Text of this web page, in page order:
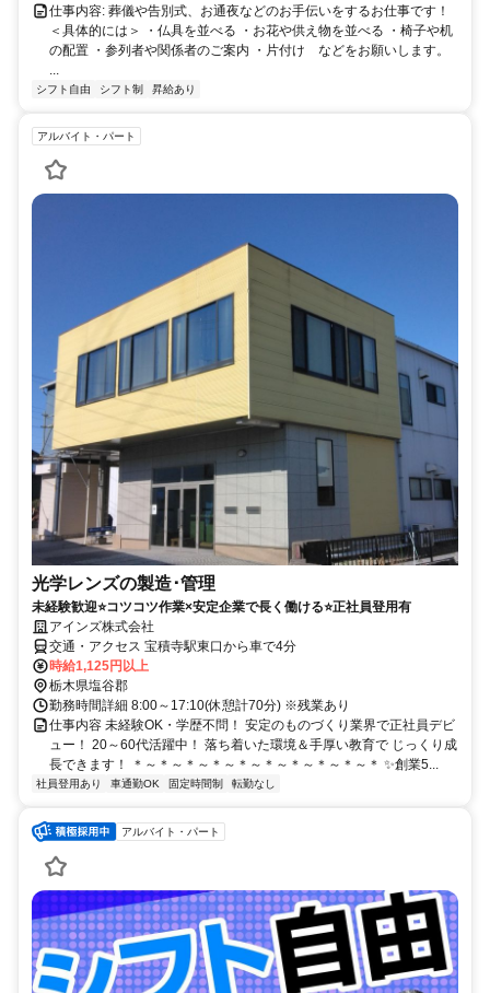
仕事内容: 葬儀や告別式、お通夜などのお手伝いをするお仕事です！
＜具体的には＞ ・仏具を並べる ・お花や供え物を並べる ・椅子や机
の配置 ・参列者や関係者のご案内 ・片付け などをお願いします。
シフト自由 シフト制 昇給あり
アルバイト・パート
光学レンズの製造･管理
未経験歓迎⭐コツコツ作業×安定企業で長く働ける⭐正社員登用有
アインズ株式会社
交通・アクセス 宝積寺駅東口から車で4分
時給1,125円以上
栃木県塩谷郡
勤務時間詳細 8:00～17:10(休憩計70分) ※残業あり
仕事内容 未経験OK・学歴不問！ 安定のものづくり業界で正社員デビ
ュー！ 20～60代活躍中！ 落ち着いた環境＆手厚い教育で じっくり成
長できます！ ＊～＊～＊～＊～＊～＊～＊～＊～＊～＊ ✨創業5...
社員登用あり 車通勤OK 固定時間制 転勤なし
アルバイト・パート